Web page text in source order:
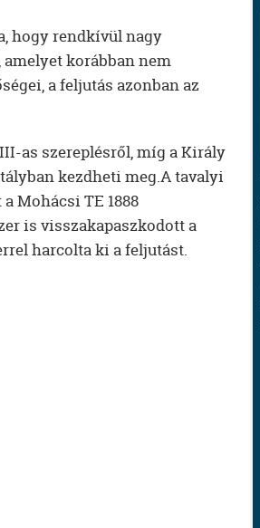
hogy rendkívül nagy
korábban nem
a feljutás azonban az
as szereplésről, míg a Király
kezdheti meg.A tavalyi
Mohácsi TE 1888
is visszakapaszkodott a
harcolta ki a feljutást.